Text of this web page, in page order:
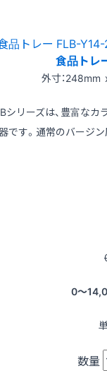
食品ト
外寸：248mm
シリーズは、豊富な
です。通常のバージ
0〜
数量